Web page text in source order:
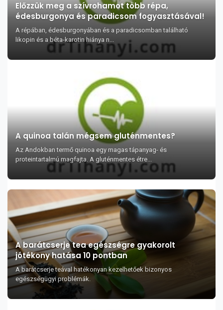
Előzzük meg a szívrohamot több répa,
édesburgonya és paradicsom fogyasztásával!
A répában, édesburgonyában és a paradicsomban található
likopin és a béta-karotin hiánya n...
A quinoa talán mégsem gluténmentes?
Az Andokban termő quinoa egy magas tápanyag- és
proteintartalmú magfajta. A gluténmentes étre...
A barátcserje tea egészségre gyakorolt
jótékony hatása 10 pontban
A barátcserje teával hatékonyan kezelhetőek bizonyos
egészségügyi problémák.